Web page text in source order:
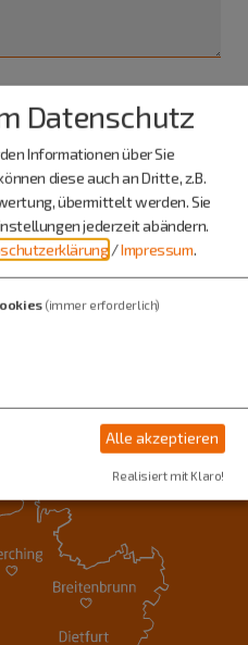
gelesenund bin
*) Pflichtfeld
Adresse verschickt.
Datenschutz
Informationen über Sie
diese auch an Dritte, z.B.
übermittelt werden. Sie
jederzeit abändern.
/Impressum.
(immer erforderlich)
Alle akzeptieren
Realisiert mit Klaro!